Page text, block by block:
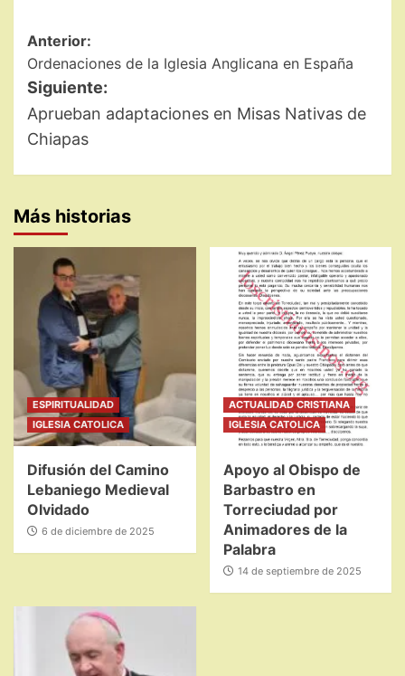
Navegación
de
entradas
Anterior:
Ordenaciones de la Iglesia Anglicana en España
Siguiente:
Aprueban adaptaciones en Misas Nativas de
Chiapas
Más historias
ESPIRITUALIDAD
IGLESIA CATOLICA
Difusión del Camino
Lebaniego Medieval
Olvidado
6 de diciembre de 2025
ACTUALIDAD CRISTIANA
IGLESIA CATOLICA
Apoyo al Obispo de
Barbastro en
Torreciudad por
Animadores de la
Palabra
14 de septiembre de 2025